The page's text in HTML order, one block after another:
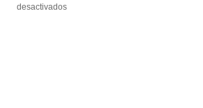
desactivadosen
desactivadosen